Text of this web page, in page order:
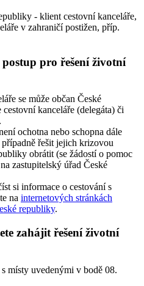
- klient cestovní kanceláře,
v zahraničí postižen, příp.
pro řešení životní
se může občan České
kanceláře (delegáta) či
ochotna nebo schopna dále
řešit jejich krizovou
obrátit (se žádostí o pomoc
zastupitelský úřad České
si informace o cestování s
na internetových stránkách
republiky.
zahájit řešení životní
místy uvedenými v bodě 08.